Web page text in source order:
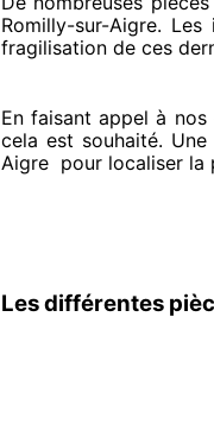
Romilly-sur-Aigre.
fragilisation de ces
En faisant appel à nos
cela est souhaité.
Aigre pour localiser la
Les différentes